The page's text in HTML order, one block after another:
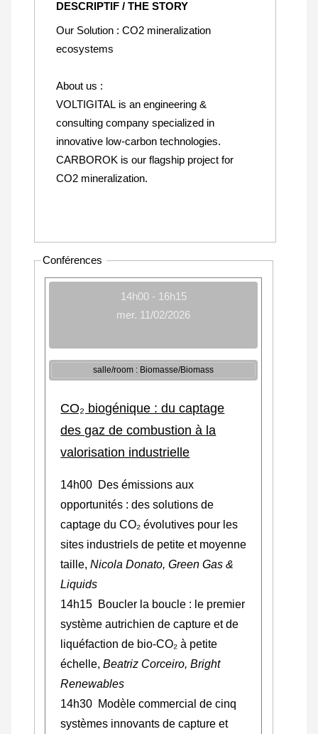
DESCRIPTIF / THE STORY
Our Solution : CO2 mineralization
ecosystems
About us :
VOLTIGITAL is an engineering &
consulting company specialized in
innovative low-carbon technologies.
CARBOROK is our flagship project for
CO2 mineralization.
Conférences
14h00 - 16h15
mer. 11/02/2026
salle/room : Biomasse/Biomass
CO₂ biogénique : du captage
des gaz de combustion à la
valorisation industrielle
14h00 Des émissions aux
opportunités : des solutions de
captage du CO₂ évolutives pour les
sites industriels de petite et moyenne
taille,Nicola Donato, Green Gas &
Liquids
14h15 Boucler la boucle : le premier
système autrichien de capture et de
liquéfaction de bio-CO₂ à petite
échelle,Beatriz Corceiro, Bright
Renewables
14h30 Modèle commercial de cinq
systèmes innovants de capture et